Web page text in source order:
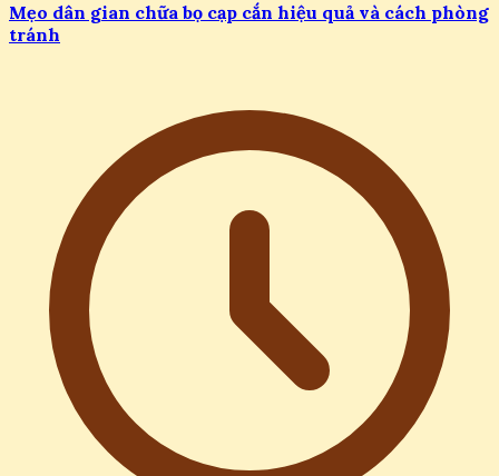
Mẹo dân gian chữa bọ cạp cắn hiệu quả và cách phòng
tránh